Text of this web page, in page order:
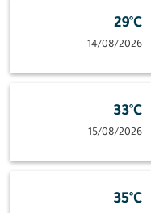
29°C
14/08/2026
33°C
15/08/2026
35°C